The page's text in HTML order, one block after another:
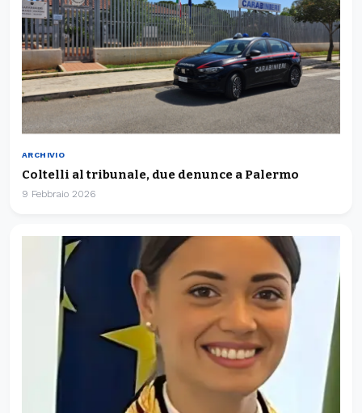
ARCHIVIO
Coltelli al tribunale, due denunce a Palermo
9 Febbraio 2026